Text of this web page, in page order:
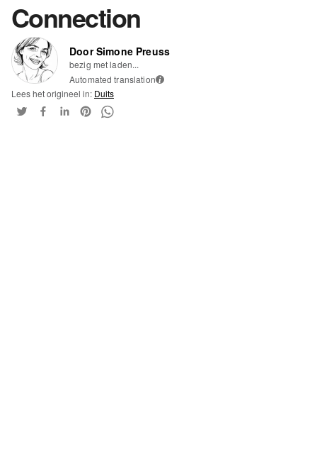
Connection
Door Simone Preuss
bezig met laden...
Automated translation i
Lees het origineel in: Duits